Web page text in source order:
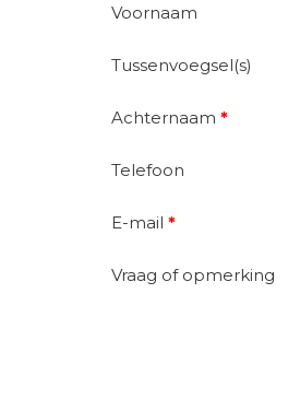
Voornaam
Tussenvoegsel(s)
Achternaam *
Telefoon
E-mail *
Vraag of opmerking